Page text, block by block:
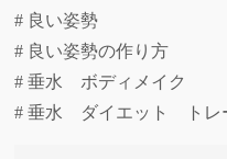
# 良い姿勢
# 良い姿勢の作り方
# 垂水 ボディメイク
# 垂水 ダイエット トレ